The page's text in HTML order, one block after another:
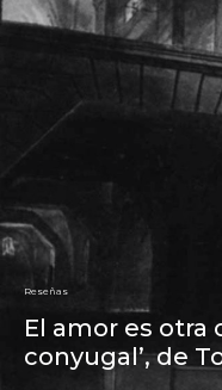
Reseñas
El amor es otra
conyugal’, de